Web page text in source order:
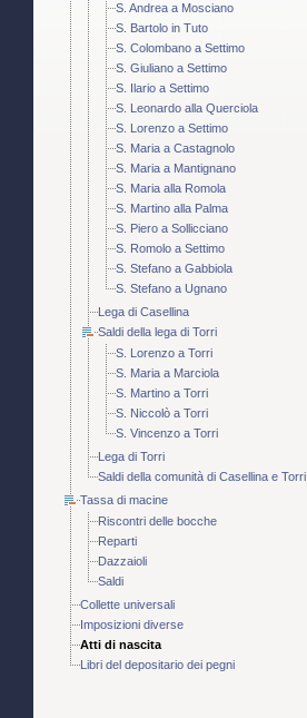
S. Andrea a Mosciano
S. Bartolo in Tuto
S. Colombano a Settimo
S. Giuliano a Settimo
S. Ilario a Settimo
S. Leonardo alla Querciola
S. Lorenzo a Settimo
S. Maria a Castagnolo
S. Maria a Mantignano
S. Maria alla Romola
S. Martino alla Palma
S. Piero a Sollicciano
S. Romolo a Settimo
S. Stefano a Gabbiola
S. Stefano a Ugnano
Lega di Casellina
Saldi della lega di Torri
S. Lorenzo a Torri
S. Maria a Marciola
S. Martino a Torri
S. Niccolò a Torri
S. Vincenzo a Torri
Lega di Torri
Saldi della comunità di Casellina e Torri
Tassa di macine
Riscontri delle bocche
Reparti
Dazzaioli
Saldi
Collette universali
Imposizioni diverse
Atti di nascita
Libri del depositario dei pegni